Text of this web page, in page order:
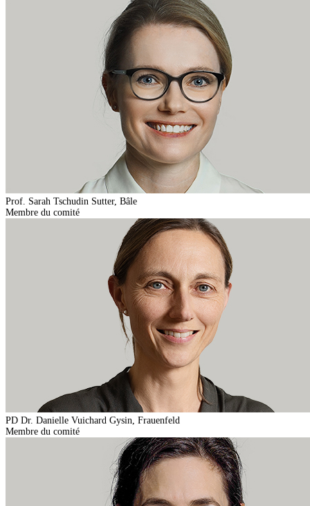
Prof. Sarah Tschudin Sutter, Bâle
Membre du comité
PD Dr. Danielle Vuichard Gysin, Frauenfeld
Membre du comité